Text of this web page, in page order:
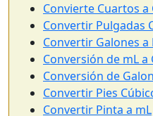
Convierte Cuartos a
Convertir Pulgadas
Convertir Galones a
Conversión de mL a
Conversión de
Convertir Pies
Convertir Pinta a mL